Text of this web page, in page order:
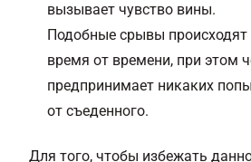
вызывает чувство вины.
Подобные срывы происходят
время от времени, при этом
предпринимает никаких
от съеденного.
Для того, чтобы избежать